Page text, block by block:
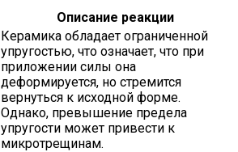
Описание реакции
Керамика обладает ограниченной
упругостью, что означает, что при
приложении силы она
деформируется, но стремится
вернуться к исходной форме.
Однако, превышение предела
упругости может привести к
микротрещинам.